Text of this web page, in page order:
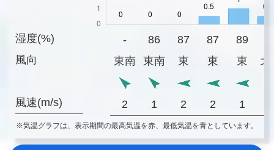
湿度(%)
風向
風速(m/s)
- 86 87 87 89
東南
東南 東 東 東 北
2 1 2 2 1
※気温グラフは、表示期間の最高気温を赤、最低気温を青としています。